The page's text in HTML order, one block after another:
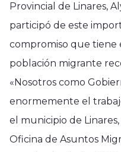
Provincial de Linares,
participó de este
compromiso que tiene
población migrante
«Nosotros como
enormemente el
el municipio de
Oficina de Asuntos